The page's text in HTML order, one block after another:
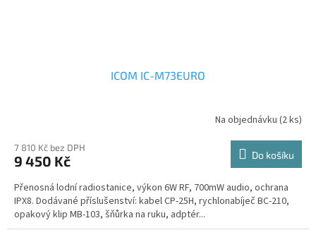
ICOM IC-M73EURO
Na objednávku (2 ks)
7 810 Kč bez DPH
9 450 Kč Do košíku
Přenosná lodní radiostanice, výkon 6W RF, 700mW audio, ochrana
IPX8. Dodávané příslušenství: kabel CP-25H, rychlonabíječ BC-210,
opakový klip MB-103, šňůrka na ruku, adptér...